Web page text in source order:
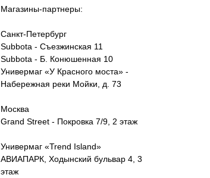
Магазины-партнеры:
Санкт-Петербург
Subbota - Съезжинская 11
Subbota - Б. Конюшенная 10
Универмаг «У Красного моста» -
Набережная реки Мойки, д. 73
Москва
Grand Street - Покровка 7/9, 2 этаж
Универмаг «Trend Island»
АВИАПАРК, Ходынский бульвар 4, 3
этаж